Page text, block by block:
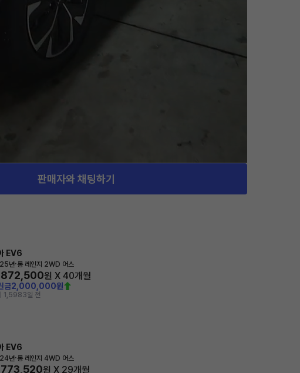
판매자와 채팅하기
EV6
년·롱 레인지 2WD 어스
872,500원 X 40개월
금2,000,000원
1,5983일 전
EV6
년·롱 레인지 4WD 어스
773,520원 X 29개월